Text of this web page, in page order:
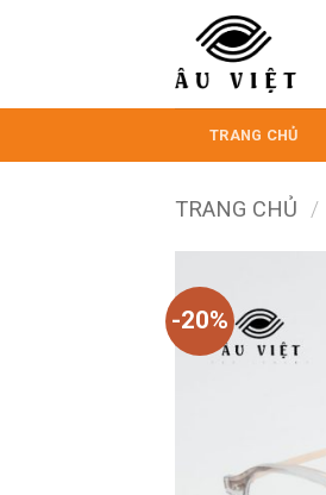
dung
TRANG CHỦ
TRANG CHỦ /
-20%